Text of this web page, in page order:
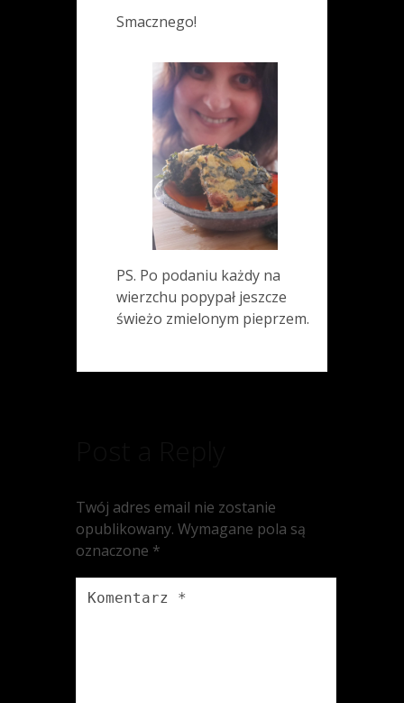
Smacznego!
PS. Po podaniu każdy na
wierzchu popypał jeszcze
świeżo zmielonym pieprzem.
Twój adres email nie zostanie
opublikowany. Wymagane pola są
oznaczone *